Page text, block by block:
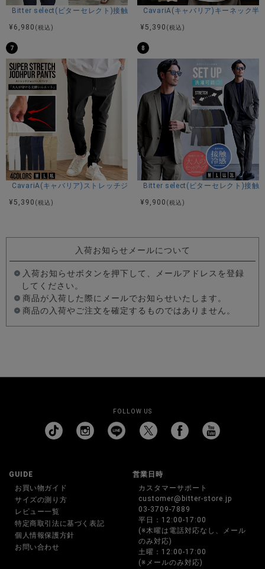
Bitter select(ビターセレクト)接触冷感スーパーストレッチバンドカラー
¥ 6,980 (税込)
CavariA(キャバリア)キーネック半
¥ 5,390 (税込)
7
CavariA(キャバリア)ストレッチジョッパーパンツ/全4色
¥ 5,390 (税込)
8
Bitter select(ビターセレクト)接触
¥ 9,900 (税込)
入荷お知らせメールについて
入荷お知らせボタンを押下して、メールアドレスを登録
してください。
商品が入荷した際にメールでお知らせいたします。
商品の入荷やご注文を確定するものではありません。
FOLLOW US
GUIDE
お買い物ガイド
サイズの測り方
レビュー一覧
特定商取引法に基づく表記
個人情報保護方針
お問い合わせ
営業日時
カスタマーサポート
customer@bitter-store.jp
03-3709-7889
平日：12:00-17:00
(※木曜は電話対応なし、メール
のみ対応)
土曜：12:00-17:00
(※メールのみ対応)